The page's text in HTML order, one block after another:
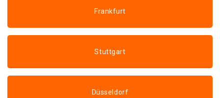
Frankfurt
Stuttgart
Düsseldorf